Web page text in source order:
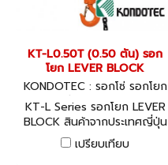
KT-L0.50T (0.50 ตัน) รอก
โยก LEVER BLOCK
KONDOTEC : รอกโซ่ รอกโยก
รอกถ่วง KT-L0.50T
KT-L Series รอกโยก LEVER
BLOCK สินค้าจากประเทศญี่ปุ่น
พร้อมใบ CERTIFICATE
GUARANTEE
เปรียบเทียบ